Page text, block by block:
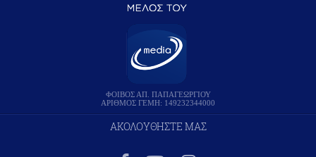
ΦΟΙΒΟΣ ΑΠ. ΠΑΠΑΓΕΩΡΓΙΟΥ
ΑΡΙΘΜΟΣ ΓΕΜΗ: 149232344000
ΑΚΟΛΟΥΘΗΣΤΕ ΜΑΣ